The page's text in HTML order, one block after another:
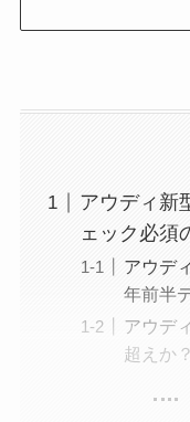
アウディ新
ェック必須
アウデ
年前半
アウデ
超えか？